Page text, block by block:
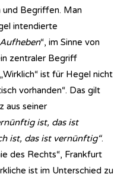
Begriffen. Man
intendierte
Aufheben“, im Sinne von
zentraler Begriff
ist für Hegel nicht
vorhanden“. Das gilt
aus seiner
ist, das ist
ist, das ist vernünftig“.
des Rechts“, Frankfurt
ist im Unterschied zu